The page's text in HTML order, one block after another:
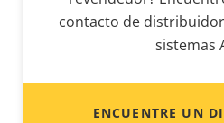
contacto de
sistemas
ENCUENTRE UN